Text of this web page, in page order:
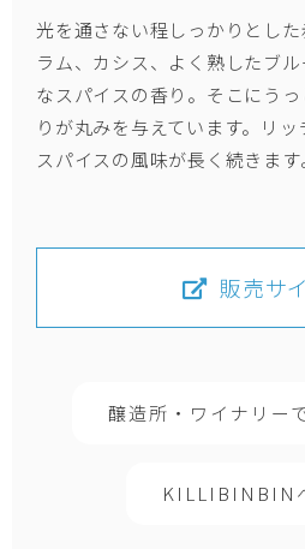
光を通さない程しっかりとし
ラム、カシス、よく熟したブ
なスパイスの香り。そこにう
りが丸みを与えています。リ
スパイスの風味が長く続きます
販売サ
醸造所・ワイナリー
KILLIBINBIN